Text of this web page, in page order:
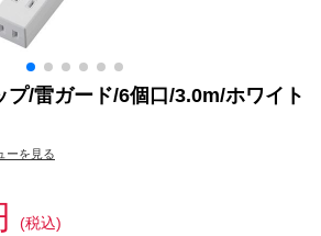
プ/雷ガード/6個口/3.0m/ホワイト
ーを見る
(税込)